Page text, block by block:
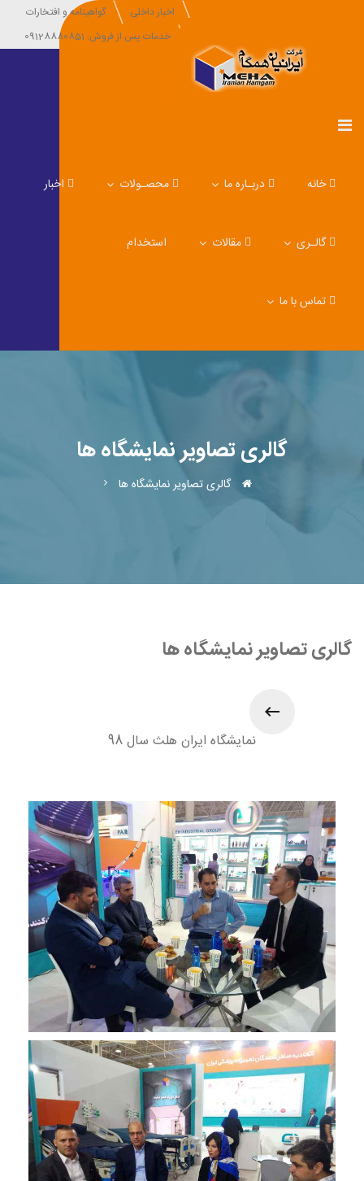
اخبار داخلی
گواهینامه و افتخارات
خدمات پس از فروش: 09128880851
خانه دربـاره ما محصـولات اخبار
گالـری مقالات استخدام
تماس با ما
گالری تصاویر نمایشگاه ها
گالری تصاویر نمایشگاه ها
گالری تصاویر نمایشگاه ها
نمایشگاه ایران هلث سال 98